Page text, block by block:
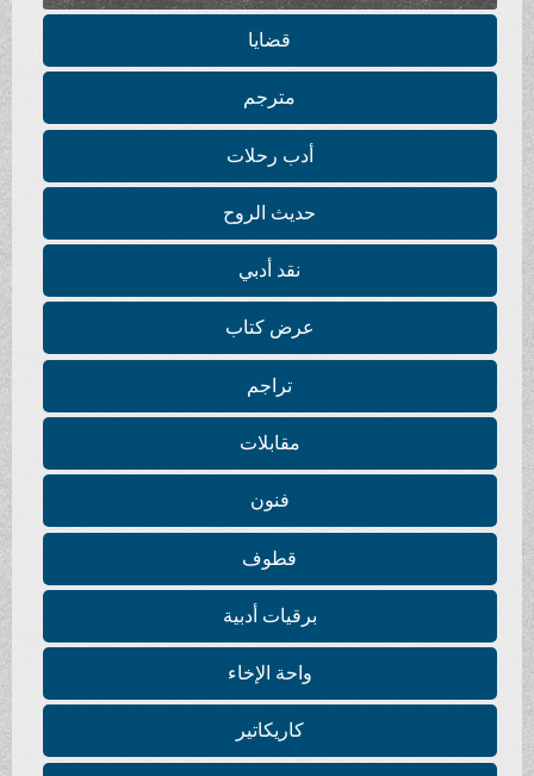
قضايا
مترجم
أدب رحلات
حديث الروح
نقد أدبي
عرض كتاب
تراجم
مقابلات
فنون
قطوف
برقيات أدبية
واحة الإخاء
كاريكاتير